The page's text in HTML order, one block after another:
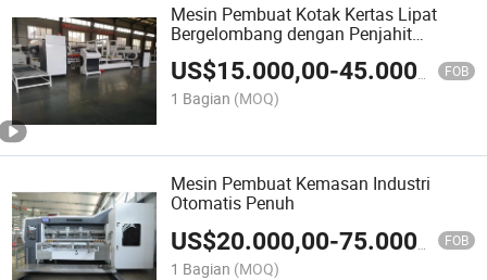
Mesin Pembuat Kotak Kertas Lipat
Bergelombang dengan Penjahit
Otomatis
US$15.000,00-45.000,00 FOB
1 Bagian (MOQ)
Mesin Pembuat Kemasan Industri
Otomatis Penuh
US$20.000,00-75.000,00 FOB
1 Bagian (MOQ)